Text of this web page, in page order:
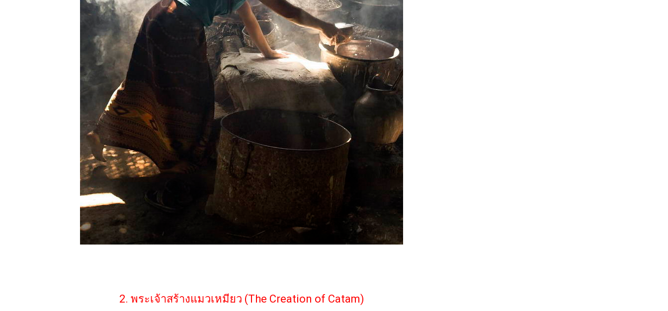
2. พระเจ้าสร้างแมวเหมียว (The Creation of Catam)